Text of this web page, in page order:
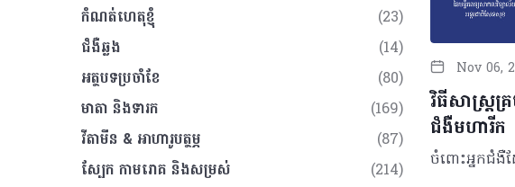
កំណត់ហេតុខ្ញុំ
(23)
ជំងឺឆ្លង
(14)
អត្ថបទប្រចាំខែ
(80)
មាតា និងទារក
(169)
វីតាមីន & អាហារូបត្ថម្ភ
(87)
ស្បែក កាមរោគ​ និងសម្រស់
(214)
Nov 06,
វិធីសាស្រ្ត
ជំងឺមហារីក